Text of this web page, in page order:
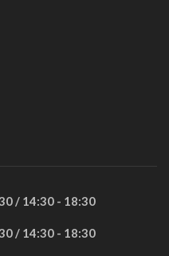
/ 14:30 - 18:30
/ 14:30 - 18:30